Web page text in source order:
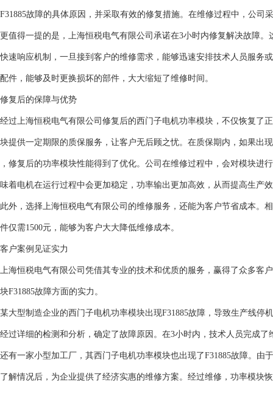
F31885故障的具体原因，并采取有效的修复措施。在维修过程中，公司
更值得一提的是，上海恒税电气有限公司承诺在3小时内修复解决故障
快速响应机制，一旦接到客户的维修需求，能够迅速安排技术人员服务
配件，能够及时更换损坏的部件，大大缩短了维修时间。
修复后的保障与优势
经过上海恒税电气有限公司修复后的西门子电机功率模块，不仅恢复了
块提供一定期限的质保服务，让客户无后顾之忧。在质保期内，如果出
，修复后的功率模块性能得到了优化。公司在维修过程中，会对模块
味着电机在运行过程中会更加稳定，功率输出更加高效，从而提高生产
此外，选择上海恒税电气有限公司的维修服务，还能为客户节省成本。
件仅需1500元，能够为客户大大降低维修成本。
客户案例见证实力
上海恒税电气有限公司凭借其专业的技术和优质的服务，赢得了众多客
块F31885故障方面的实力。
某大型制造企业的西门子电机功率模块出现F31885故障，导致生产线
经过详细的检测和分析，确定了故障原因。在3小时内，技术人员完成
还有一家小型加工厂，其西门子电机功率模块也出现了F31885故障。
了解情况后，为企业提供了经济实惠的维修方案。经过维修，功率模块